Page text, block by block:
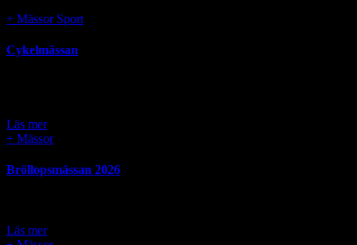
+ Mässor Sport
Cykelmässan
Läs mer
+ Mässor
Bröllopsmässan 2026
Läs mer